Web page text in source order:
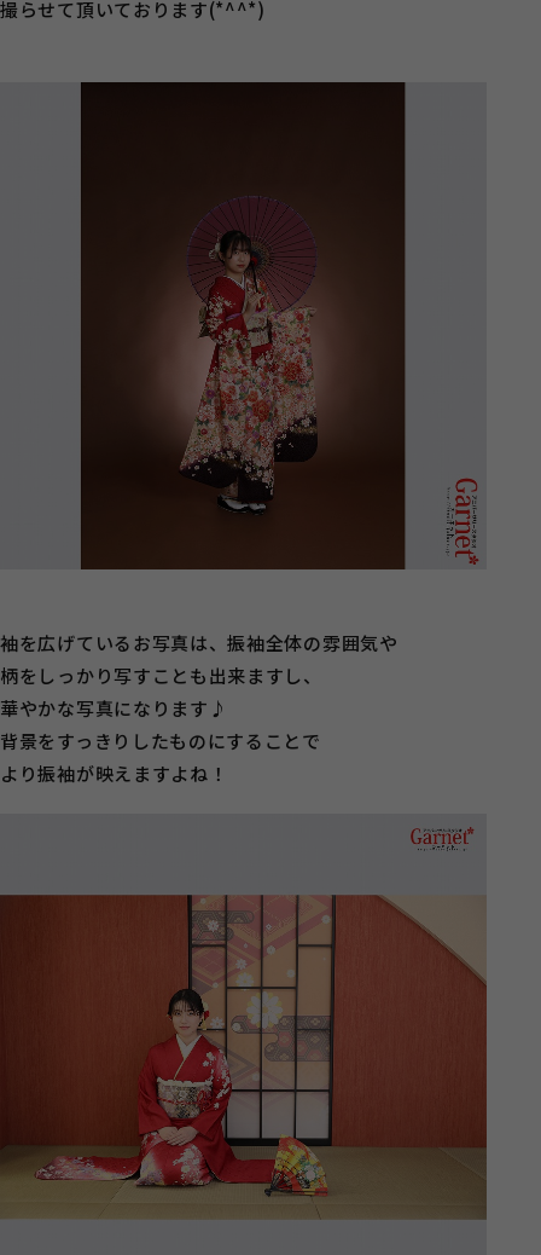
撮らせて頂いております(*^^*)
袖を広げているお写真は、振袖全体の雰囲気や
柄をしっかり写すことも出来ますし、
華やかな写真になります♪
背景をすっきりしたものにすることで
より振袖が映えますよね！